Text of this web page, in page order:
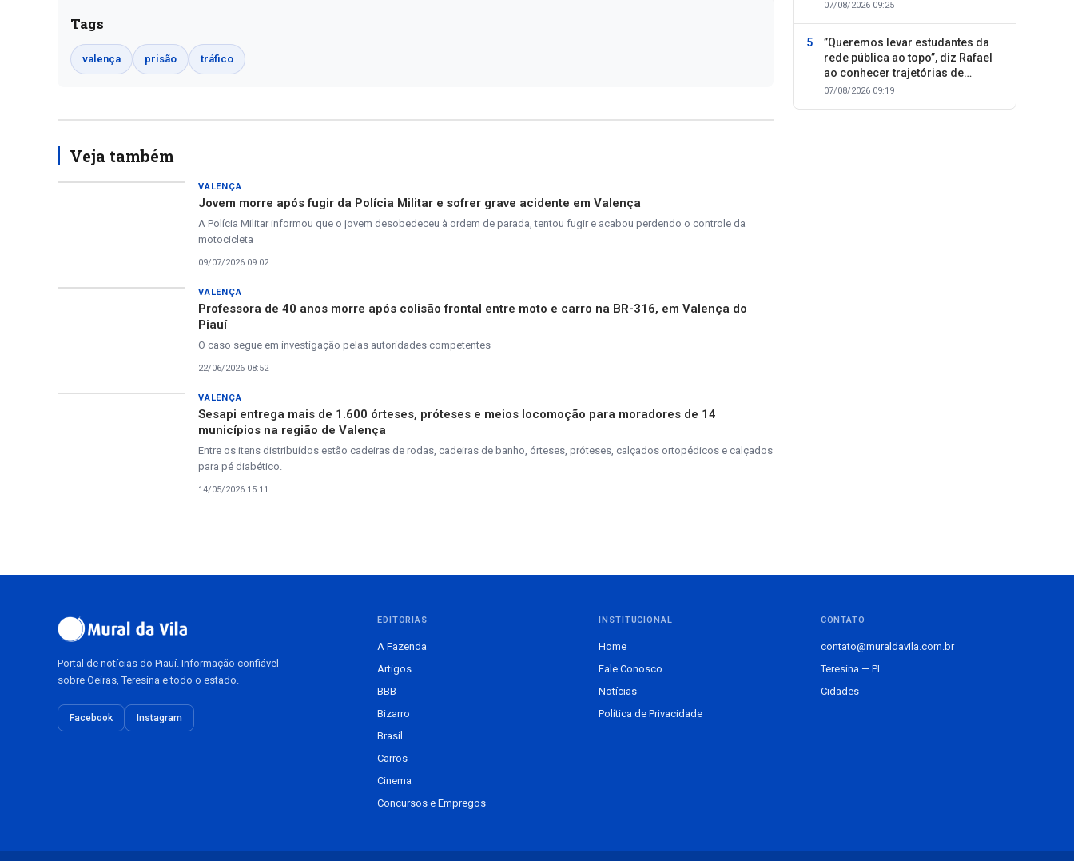
Tags
valença prisão tráfico
Veja também
VALENÇA
Jovem morre após fugir da Polícia Militar e sofrer grave acidente em Valença
A Polícia Militar informou que o jovem desobedeceu à ordem de parada, tentou fugir e acabou perdendo o controle da
motocicleta
09/07/2026 09:02
VALENÇA
Professora de 40 anos morre após colisão frontal entre moto e carro na BR-316, em Valença do
Piauí
O caso segue em investigação pelas autoridades competentes
22/06/2026 08:52
VALENÇA
Sesapi entrega mais de 1.600 órteses, próteses e meios locomoção para moradores de 14
municípios na região de Valença
Entre os itens distribuídos estão cadeiras de rodas, cadeiras de banho, órteses, próteses, calçados ortopédicos e calçados
para pé diabético.
14/05/2026 15:11
07/08/2026 09:25
”Queremos levar estudantes da
rede pública ao topo”, diz Rafael
ao conhecer trajetórias de
sucesso
07/08/2026 09:19
Portal de notícias do Piauí. Informação confiável
sobre Oeiras, Teresina e todo o estado.
Facebook Instagram
EDITORIAS
A Fazenda
Artigos
BBB
Bizarro
Brasil
Carros
Cinema
Concursos e Empregos
INSTITUCIONAL
Home
Fale Conosco
Notícias
Política de Privacidade
CONTATO
contato@muraldavila.com.br
Teresina — PI
Cidades